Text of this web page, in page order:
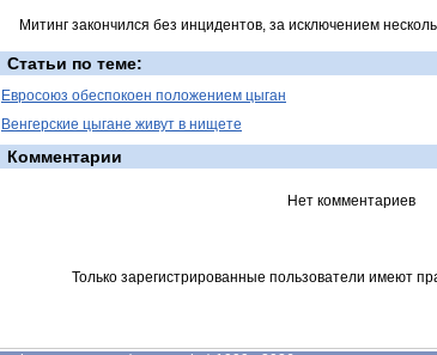
Митинг закончился без инцидентов, за исключением
Статьи по теме:
Евросоюз обеспокоен положением цыган
Венгерские цыгане живут в нищете
Комментарии
Нет комментариев
Только зарегистрированные пользователи имеют